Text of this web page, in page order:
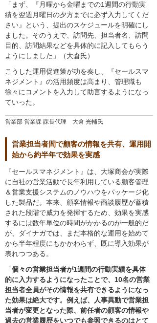
営業部 営業課 課長代理 大倉 光輔氏
「まず、『月曜から金曜までの1週間の行動実
績を翌週月曜日の夕方までに必ず入力してくだ
さい』という、提出のスケジュールを明確にし
ました。そのうえで、訪問先、担当者名、訪問
目的、訪問結果などを具体的に記入してもらう
ようにしました」（大倉氏）
こうした運用促進策が功を奏し、『セールスマ
ネジメント』の活用頻度は高まり、管理職も
徐々にコメントを入力して助言するようになっ
ていった。
営業担当者間で顧客の情報を共有、運用開
始から約半年で効果を実感
『セールスマネジメント』は、大塚商会が実際
に自社の営業活動で長年利用している顧客管理
＆営業支援システムのノウハウをパッケージ化
した製品だ。本来、顧客情報や商談履歴が蓄積
された段階で威力を発揮するため、効果を実感
するには数年単位の時間がかかるのが一般的だ
が、ダイナガでは、まだ本格的な運用を始めて
から半年程度にもかかわらず、既に導入効果が
表れつつある。
「個々の営業担当者が1週間の行動実績を具体
的に入力するようになったことで、10名の営業
担当者全員がその情報を共有できるようになっ
た効果は絶大です。例えば、人事異動で営業担
当者が変更となった際、前任者の顧客の情報や
過去の営業履歴をいつでも参照できるのはとて